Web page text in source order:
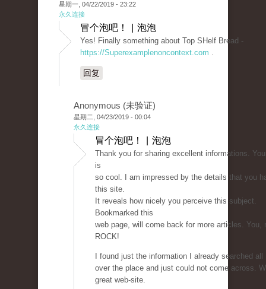
星期一, 04/22/2019 - 23:22
永久连接
冒个泡吧！ | 泡泡
Yes! Finally something about Top SHelf Bread -
https://Superexamplenoncontext.com .
回复
Anonymous (未验证)
星期二, 04/23/2019 - 00:04
永久连接
冒个泡吧！ | 泡泡
Thank you for sharing excellent informations.
is
so cool. I am impressed by the details that you
this site.
It reveals how nicely you perceive this subject.
Bookmarked this
web page, will come back for more articles. You,
ROCK!
I found just the information I already searched all
over the place and just could not come across.
great web-site.